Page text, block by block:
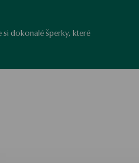
si dokonalé šperky, které